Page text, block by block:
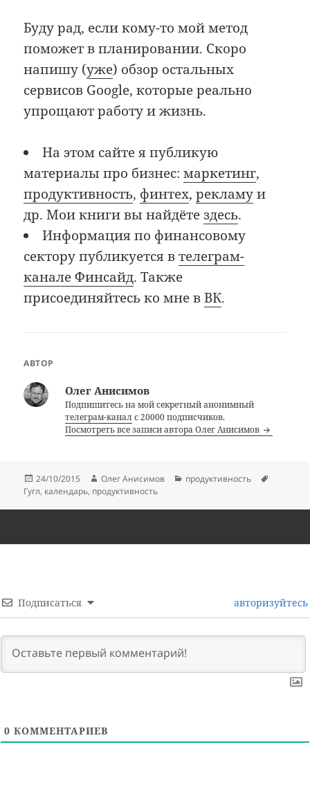
Буду рад, если кому-то мой метод
поможет в планировании. Скоро
напишу (уже) обзор остальных
сервисов Google, которые реально
упрощают работу и жизнь.
На этом сайте я публикую
материалы про бизнес:маркетинг,
продуктивность, финтех,рекламуи
др. Мои книги вы найдётездесь.
Информация по финансовому
сектору публикуется втелеграм-
канале Финсайд. Также
присоединяйтесь ко мне вВК.
АВТОР
Олег Анисимов
Подпишитесь на мой секретный анонимный
телеграм-каналс 20000 подписчиков.
Посмотреть все записи автора Олег Анисимов
Опубликовано
24/10/2015 Автор
Олег Анисимов Рубрики
продуктивность
Гугл, календарь, продуктивность
Подписаться авторизуйтесь
0 КОММЕНТАРИЕВ